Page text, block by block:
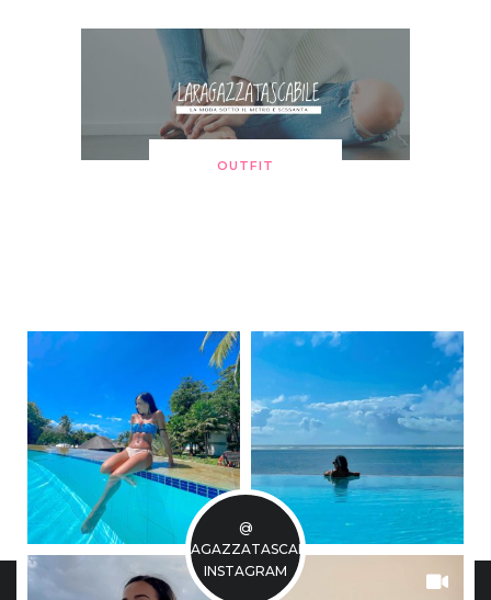
OUTFIT
@
LARAGAZZATASCABILE
INSTAGRAM